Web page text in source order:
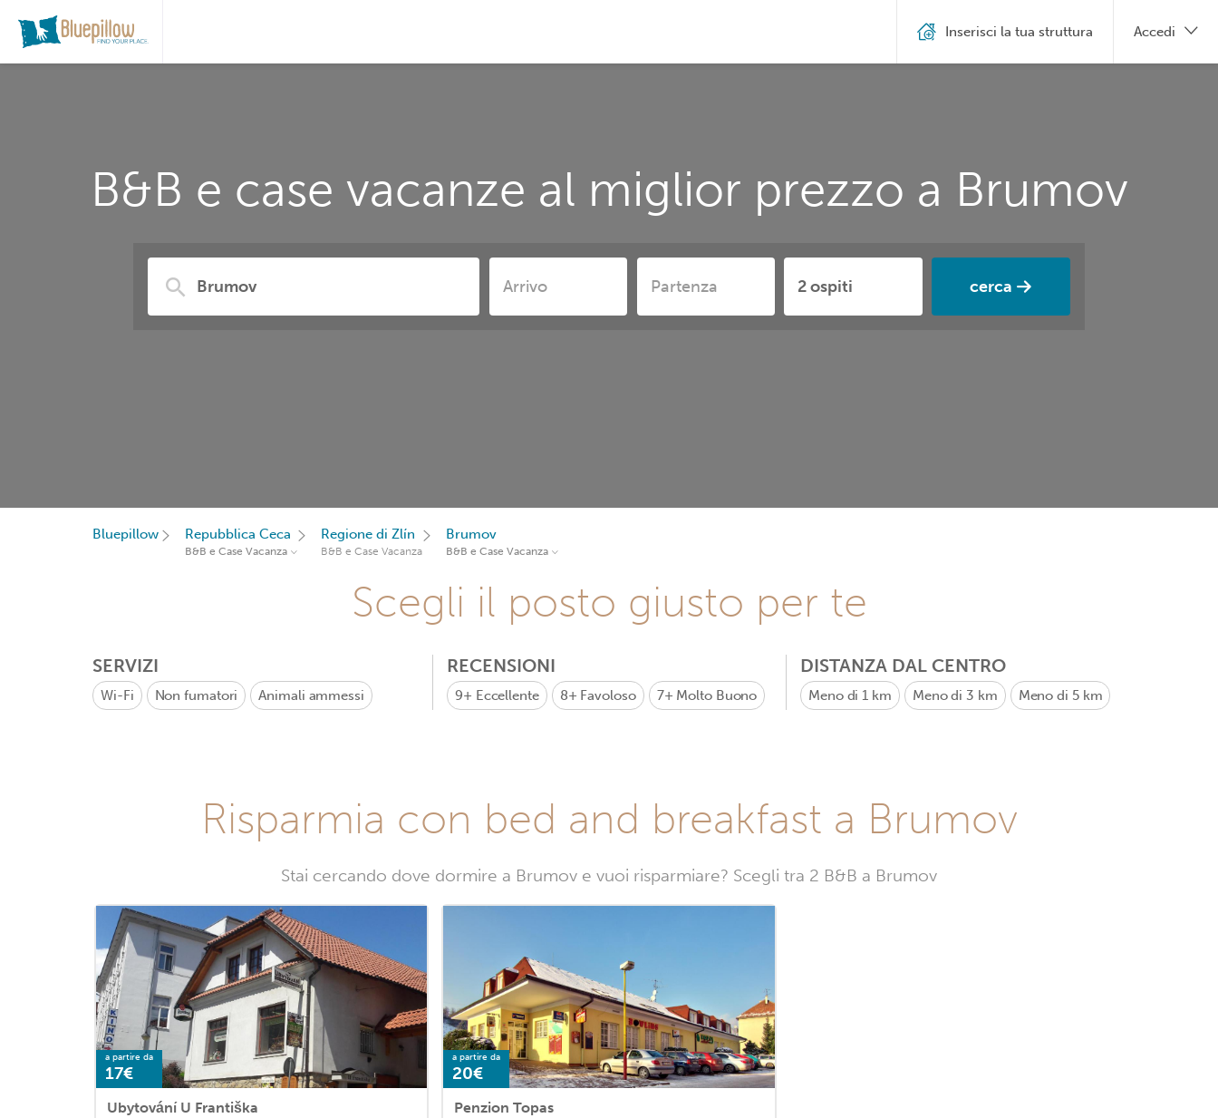
B&B e case vacanze al miglior prezzo a Brumov
cerca
Inserisci la tua struttura Accedi
Bluepillow Repubblica Ceca
B&B e Case Vacanza
Regione di Zlín
B&B e Case Vacanza
Brumov
B&B e Case Vacanza
Scegli il posto giusto per te
SERVIZI
Wi-Fi Non fumatori Animali ammessi
RECENSIONI
9+ Eccellente 8+ Favoloso 7+ Molto Buono
DISTANZA DAL CENTRO
Meno di 1 km Meno di 3 km Meno di 5 km
Risparmia con bed and breakfast a Brumov
Stai cercando dove dormire a Brumov e vuoi risparmiare? Scegli tra 2 B&B a Brumov
a partire da
17€
Ubytování U Františka
a partire da
20€
Penzion Topas